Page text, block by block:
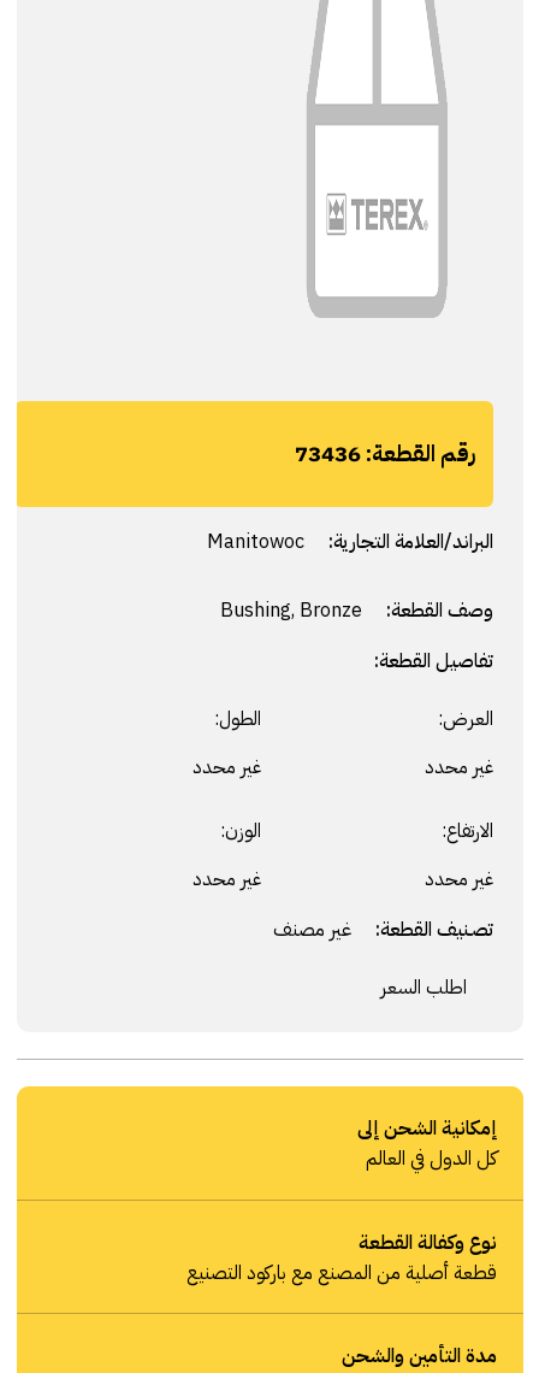
رقم القطعة:73436
البراند/العلامة التجارية: Manitowoc
وصف القطعة:
تفاصيل القطعة:
العرض:
غير محدد
الطول:
غير محدد
الارتفاع:
غير محدد
الوزن:
غير محدد
تصنيف القطعة: غير مصنف
اطلب السعر
إمكانية الشحن إلى
كل الدول في العالم
نوع وكفالة القطعة
قطعة أصلية من المصنع مع باركود التصنيع
مدة التأمين والشحن